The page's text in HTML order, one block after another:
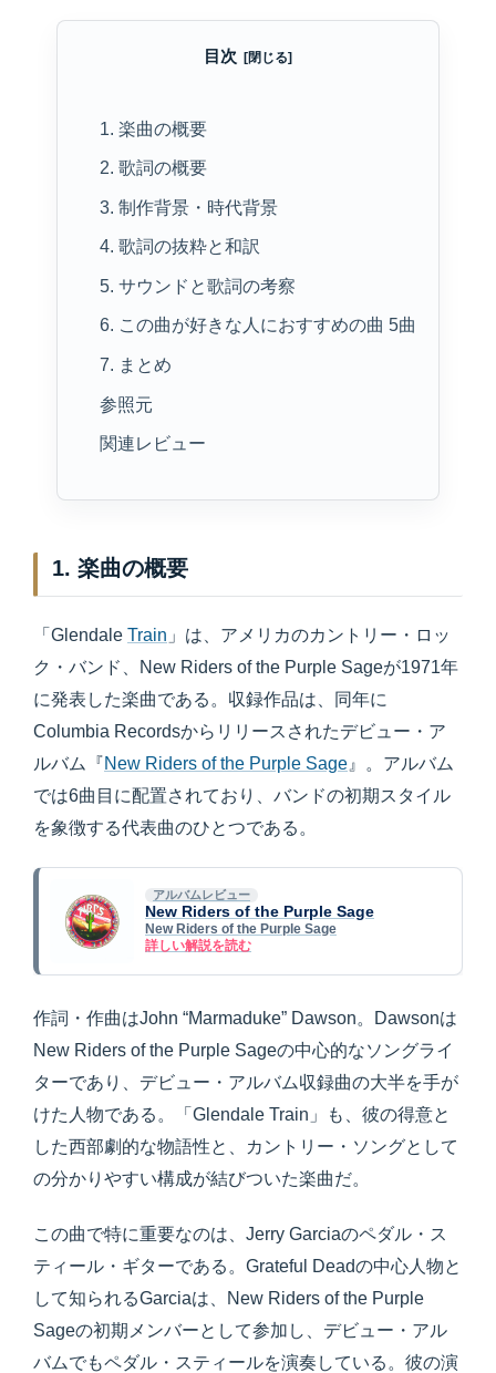
目次
1. 楽曲の概要
2. 歌詞の概要
3. 制作背景・時代背景
4. 歌詞の抜粋と和訳
5. サウンドと歌詞の考察
6. この曲が好きな人におすすめの曲 5曲
7. まとめ
参照元
関連レビュー
1. 楽曲の概要
「Glendale Train 」は、アメリカのカントリー・ロッ
ク・バンド、New Riders of the Purple Sageが1971年
に発表した楽曲である。収録作品は、同年に
Columbia Recordsからリリースされたデビュー・ア
ルバム『New Riders of the Purple Sage 』。アルバム
では6曲目に配置されており、バンドの初期スタイル
を象徴する代表曲のひとつである。
アルバムレビュー
New Riders of the Purple Sage
New Riders of the Purple Sage
詳しい解説を読む
作詞・作曲はJohn “Marmaduke” Dawson。Dawsonは
New Riders of the Purple Sageの中心的なソングライ
ターであり、デビュー・アルバム収録曲の大半を手が
けた人物である。「Glendale Train」も、彼の得意と
した西部劇的な物語性と、カントリー・ソングとして
の分かりやすい構成が結びついた楽曲だ。
この曲で特に重要なのは、Jerry Garciaのペダル・ス
ティール・ギターである。Grateful Deadの中心人物と
して知られるGarciaは、New Riders of the Purple
Sageの初期メンバーとして参加し、デビュー・アル
バムでもペダル・スティールを演奏している。彼の演